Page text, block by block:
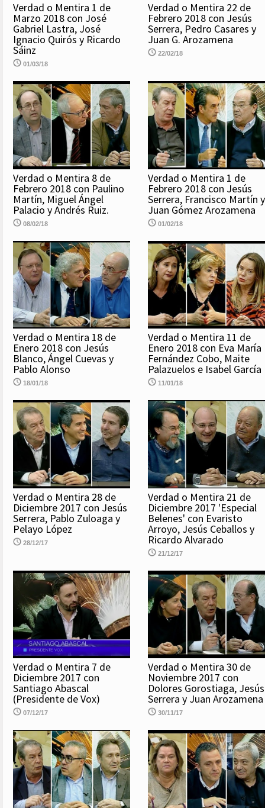
Verdad o Mentira 1 de
Marzo 2018 con José
Gabriel Lastra, José
Ignacio Quirós y Ricardo
Sáinz
01/03/18
Verdad o Mentira 22 de
Febrero 2018 con Jesús
Serrera, Pedro Casares y
Juan G. Arozamena
22/02/18
Verdad o Mentira 8 de
Febrero 2018 con Paulino
Martín, Miguel Ángel
Palacio y Andrés Ruiz.
08/02/18
Verdad o Mentira 1 de
Febrero 2018 con Jesús
Serrera, Francisco Martín y
Juan Gómez Arozamena
01/02/18
Verdad o Mentira 18 de
Enero 2018 con Jesús
Blanco, Ángel Cuevas y
Pablo Alonso
18/01/18
Verdad o Mentira 11 de
Enero 2018 con Eva María
Fernández Cobo, Maite
Palazuelos e Isabel García
11/01/18
Verdad o Mentira 28 de
Diciembre 2017 con Jesús
Serrera, Pablo Zuloaga y
Pelayo López
28/12/17
Verdad o Mentira 21 de
Diciembre 2017 'Especial
Belenes' con Evaristo
Arroyo, Jesús Ceballos y
Ricardo Alvarado
21/12/17
Verdad o Mentira 7 de
Diciembre 2017 con
Santiago Abascal
(Presidente de Vox)
07/12/17
Verdad o Mentira 30 de
Noviembre 2017 con
Dolores Gorostiaga, Jesús
Serrera y Juan Arozamena
30/11/17